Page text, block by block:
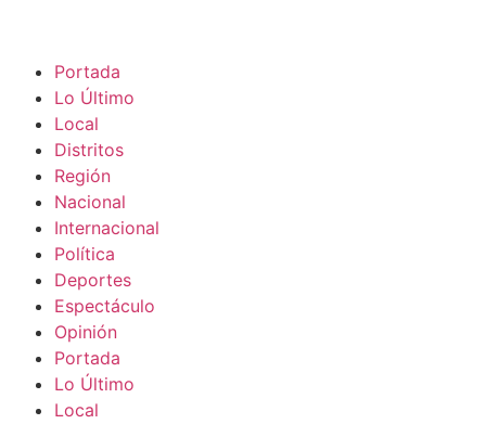
Portada
Lo Último
Local
Distritos
Región
Nacional
Internacional
Política
Deportes
Espectáculo
Opinión
Portada
Lo Último
Local